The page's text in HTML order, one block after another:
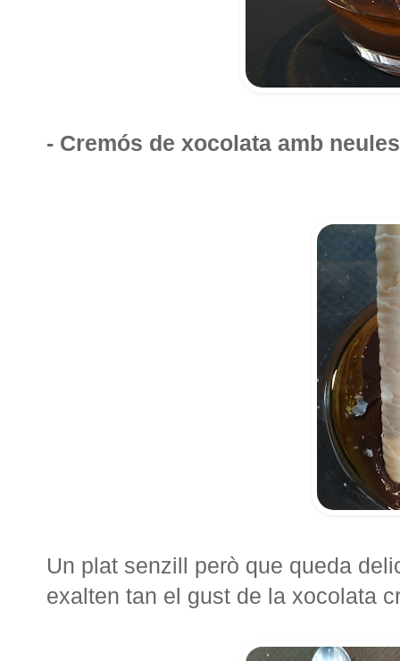
- Cremós de xocolata amb
Un plat senzill però que queda
exalten tan el gust de la xocolata